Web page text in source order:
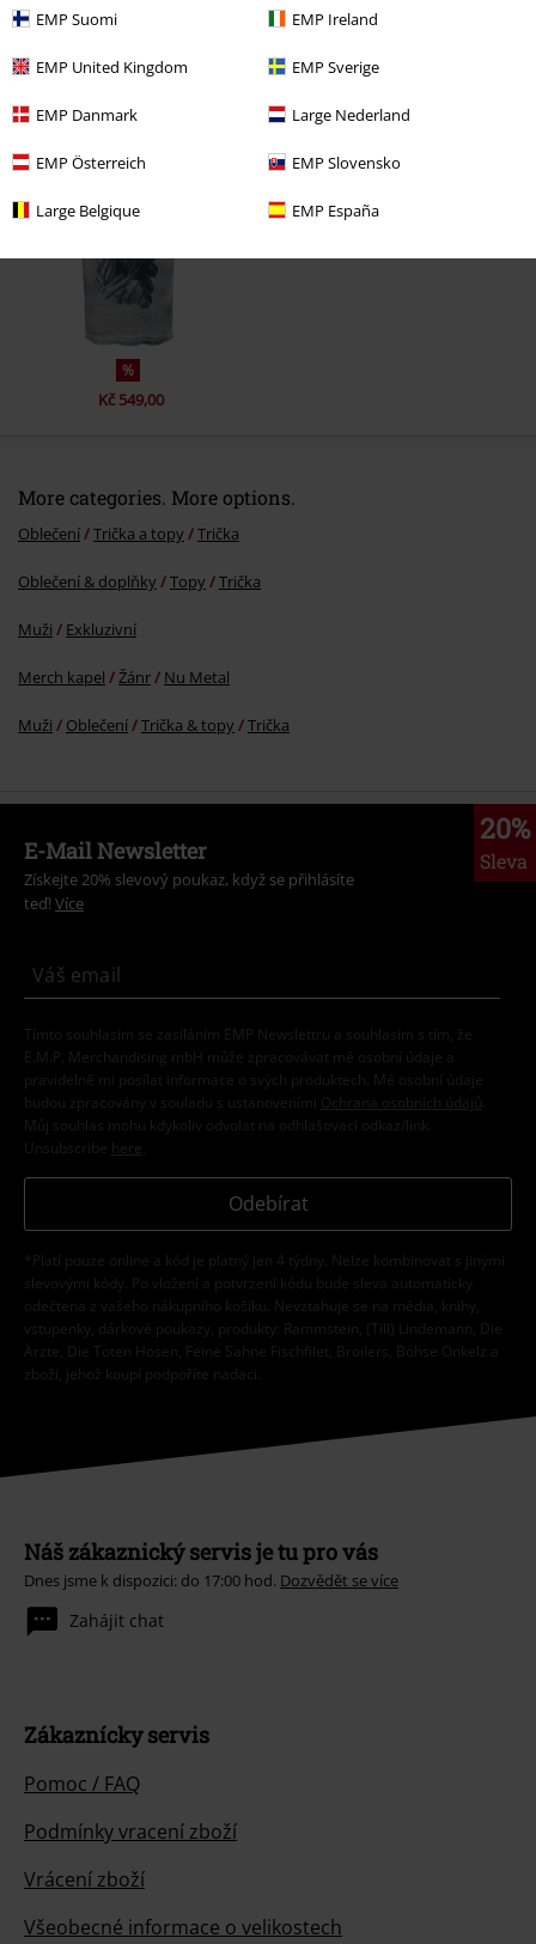
EMP Suomi EMP Ireland
EMP United Kingdom EMP Sverige
EMP Danmark Large Nederland
EMP Österreich EMP Slovensko
Large Belgique EMP España
Naposledy navštívené
%
Kč 549,00
More categories. More options.
Oblečení Trička a topy Trička
Oblečení & doplňky Topy Trička
Muži Exkluzivní
Merch kapel Žánr Nu Metal
Muži Oblečení Trička & topy Trička
20%
Sleva
E-Mail Newsletter
Získejte 20% slevový poukaz, když se přihlásíte
teď! Více
Tímto souhlasím se zasíláním EMP Newslettru a souhlasím s tím, že
E.M.P. Merchandising mbH může zpracovávat mé osobní údaje a
pravidelně mi posílat informace o svých produktech. Mé osobní údaje
budou zpracovány v souladu s ustanoveními
Ochrana osobních údajů
Můj souhlas mohu kdykoliv odvolat na odhlašovací odkaz/link.
Unsubscribe here
Odebírat
*Platí pouze online a kód je platný jen 4 týdny. Nelze kombinovat s jinými
slevovými kódy. Po vložení a potvrzení kódu bude sleva automaticky
odečtena z vašeho nákupního košíku. Nevztahuje se na média, knihy,
vstupenky, dárkové poukazy, produkty: Rammstein, (Till) Lindemann, Die
Ärzte, Die Toten Hosen, Feine Sahne Fischfilet, Broilers, Böhse Onkelz a
zboží, jehož koupí podpoříte nadaci.
Náš zákaznický servis je tu pro vás
Dnes jsme k dispozici: do 17:00 hod. Dozvědět se více
Zahájit chat
Zákaznícky servis
Pomoc / FAQ
Podmínky vracení zboží
Vrácení zboží
Všeobecné informace o velikostech